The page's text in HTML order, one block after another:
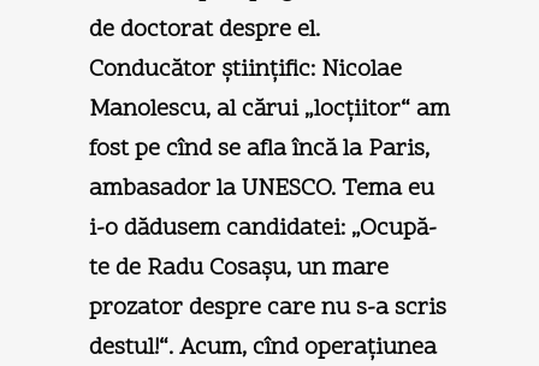
de doctorat despre el.
Conducător ştiinţific: Nicolae
Manolescu, al cărui „locţiitor“ am
fost pe cînd se afla încă la Paris,
ambasador la UNESCO. Tema eu
i-o dădusem candidatei: „Ocupă-
te de Radu Cosaşu, un mare
prozator despre care nu s-a scris
destul!“. Acum, cînd operaţiunea